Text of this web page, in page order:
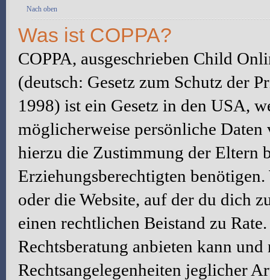
Nach oben
Was ist COPPA?
COPPA, ausgeschrieben Child
(deutsch: Gesetz zum Schutz der
1998) ist ein Gesetz in den USA,
möglicherweise persönliche
hierzu die Zustimmung der Eltern
Erziehungsberechtigten
oder die Website, auf der du dich
einen rechtlichen Beistand zu
Rechtsberatung anbieten kann
Rechtsangelegenheiten jeglicher